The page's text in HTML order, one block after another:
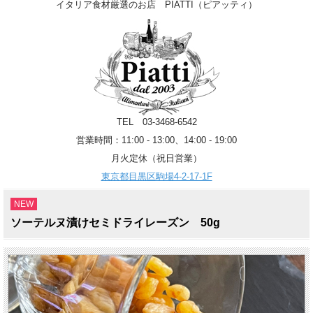
イタリア食材厳選のお店 PIATTI（ピアッティ）
TEL 03-3468-6542
営業時間：11:00 - 13:00、14:00 - 19:00
月火定休（祝日営業）
東京都目黒区駒場4-2-17-1F
NEW
ソーテルヌ漬けセミドライレーズン 50g